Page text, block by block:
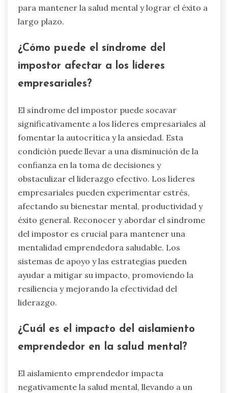
para mantener la salud mental y lograr el éxito a
largo plazo.
¿Cómo puede el síndrome del
impostor afectar a los líderes
empresariales?
El síndrome del impostor puede socavar
significativamente a los líderes empresariales al
fomentar la autocrítica y la ansiedad. Esta
condición puede llevar a una disminución de la
confianza en la toma de decisiones y
obstaculizar el liderazgo efectivo. Los líderes
empresariales pueden experimentar estrés,
afectando su bienestar mental, productividad y
éxito general. Reconocer y abordar el síndrome
del impostor es crucial para mantener una
mentalidad emprendedora saludable. Los
sistemas de apoyo y las estrategias pueden
ayudar a mitigar su impacto, promoviendo la
resiliencia y mejorando la efectividad del
liderazgo.
¿Cuál es el impacto del aislamiento
emprendedor en la salud mental?
El aislamiento emprendedor impacta
negativamente la salud mental, llevando a un